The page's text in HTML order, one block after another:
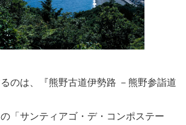
のは、『熊野古道伊勢路 －熊野参詣道
「サンティアゴ・デ・コンポステー